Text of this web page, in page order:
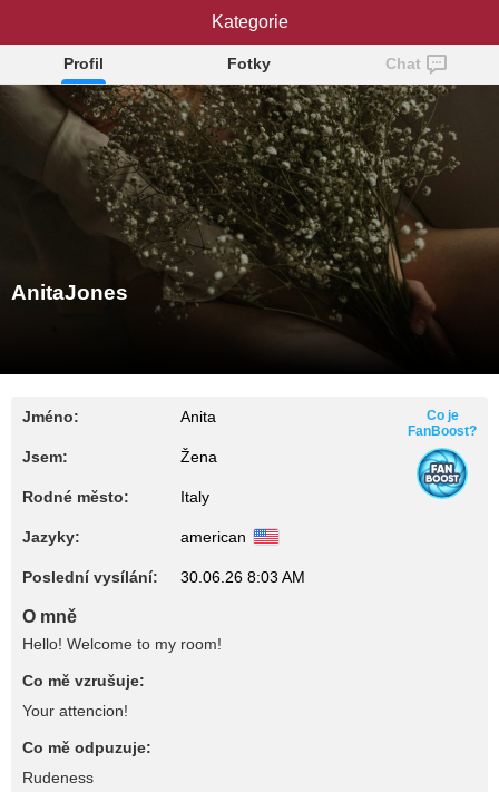
AnitaJones
Profil Fotky Chat
AnitaJones
Jméno: Anita
Jsem: Žena
Rodné město: Italy
Jazyky: american
Poslední vysílání: 30.06.26 8:03 AM
Co je
FanBoost?
O mně
Hello! Welcome to my room!
Co mě vzrušuje:
Your attencion!
Co mě odpuzuje:
Rudeness
Kategorie